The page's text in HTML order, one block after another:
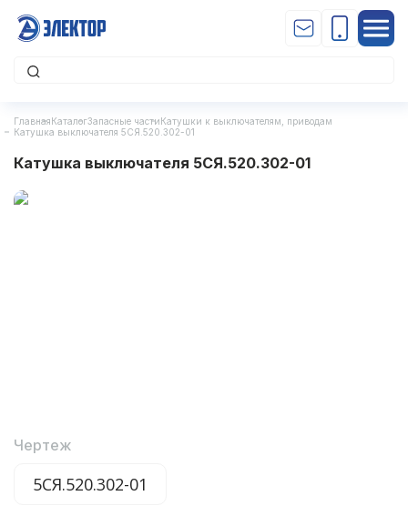
ГлавнаяКаталогЗапасные частиКатушки к выключателям, приводам
Катушка выключателя 5СЯ.520.302-01
Катушка выключателя 5СЯ.520.302-01
Чертеж
5СЯ.520.302-01